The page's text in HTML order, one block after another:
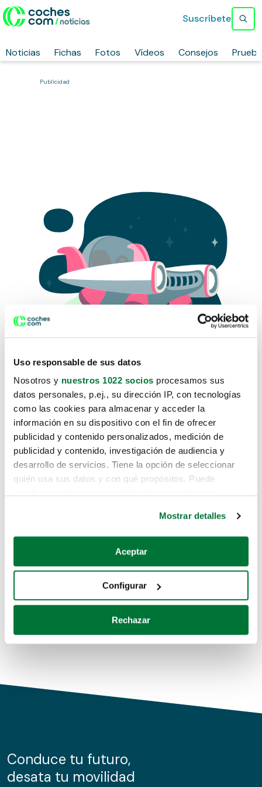
Uso responsable de sus datos
Nosotros y nuestros 1022 socios procesamos sus
datos personales, p.ej., su dirección IP, con tecnologías
como las cookies para almacenar y acceder la
información en su dispositivo con el fin de ofrecer
publicidad y contenido personalizados, medición de
publicidad y contenido, investigación de audiencia y
desarrollo de servicios. Tiene la opción de seleccionar
quién usa sus datos y con qué propósitos. Puede
Si lo permite, también quisiéramos:
Recopilar información sobre su ubicación geográfica
Identificar su dispositivo analizándolo activamente
para buscar características específicas (huellas
Obtenga más información sobre cómo se procesan sus
de cookies.
información sobre el uso que haga del sitio web con
nuestros partners de redes sociales, publicidad y análisis
Mostrar detalles
Aceptar
Configurar
Rechazar
Noticias Fichas Fotos Vídeos Consejos
Suscríbete
Publicidad
Lo sentimos, no sabemos como
te hemos traido hasta aquí.
Pero puedes encontrar el coche que estás
buscando en alguno de estos enlaces:
Coches de segunda mano
Coches de km0
Conduce tu futuro,
desata tu movilidad